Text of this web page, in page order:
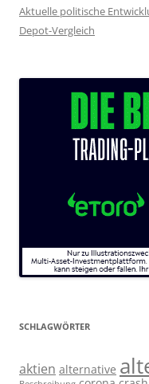
Aktuelle politische
Depot-Vergleich
SCHLAGWÖRTER
aktien alternative